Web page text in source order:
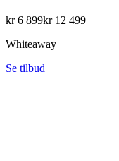
kr6 899kr 12 499
Whiteaway
Se tilbud